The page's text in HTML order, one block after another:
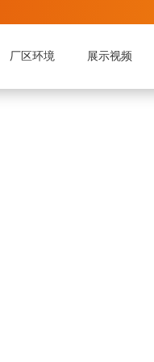
厂区环境 展示视频